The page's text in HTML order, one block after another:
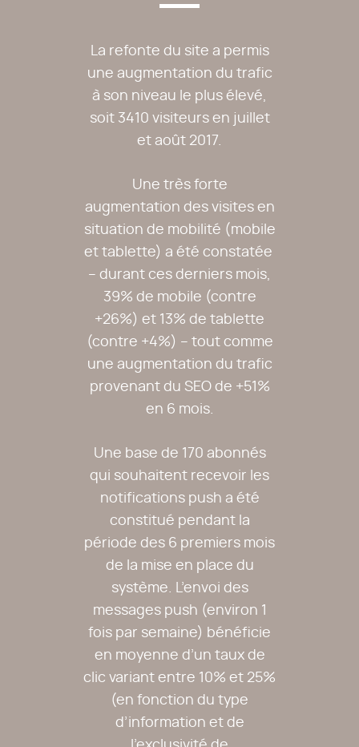
La refonte du site a permis
une augmentation du trafic
à son niveau le plus élevé,
soit 3410 visiteurs en juillet
et août 2017.
Une très forte
augmentation des visites en
situation de mobilité (mobile
et tablette) a été constatée
– durant ces derniers mois,
39% de mobile (contre
+26%) et 13% de tablette
(contre +4%) – tout comme
une augmentation du trafic
provenant du SEO de +51%
en 6 mois.
Une base de 170 abonnés
qui souhaitent recevoir les
notifications push a été
constitué pendant la
période des 6 premiers mois
de la mise en place du
système. L’envoi des
messages push (environ 1
fois par semaine) bénéficie
en moyenne d’un taux de
clic variant entre 10% et 25%
(en fonction du type
d’information et de